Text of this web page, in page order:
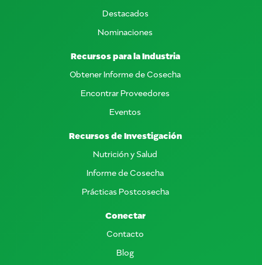
Destacados
Nominaciones
Recursos para la Industria
Obtener Informe de Cosecha
Encontrar Proveedores
Eventos
Recursos de Investigación
Nutrición y Salud
Informe de Cosecha
Prácticas Postcosecha
Conectar
Contacto
Blog